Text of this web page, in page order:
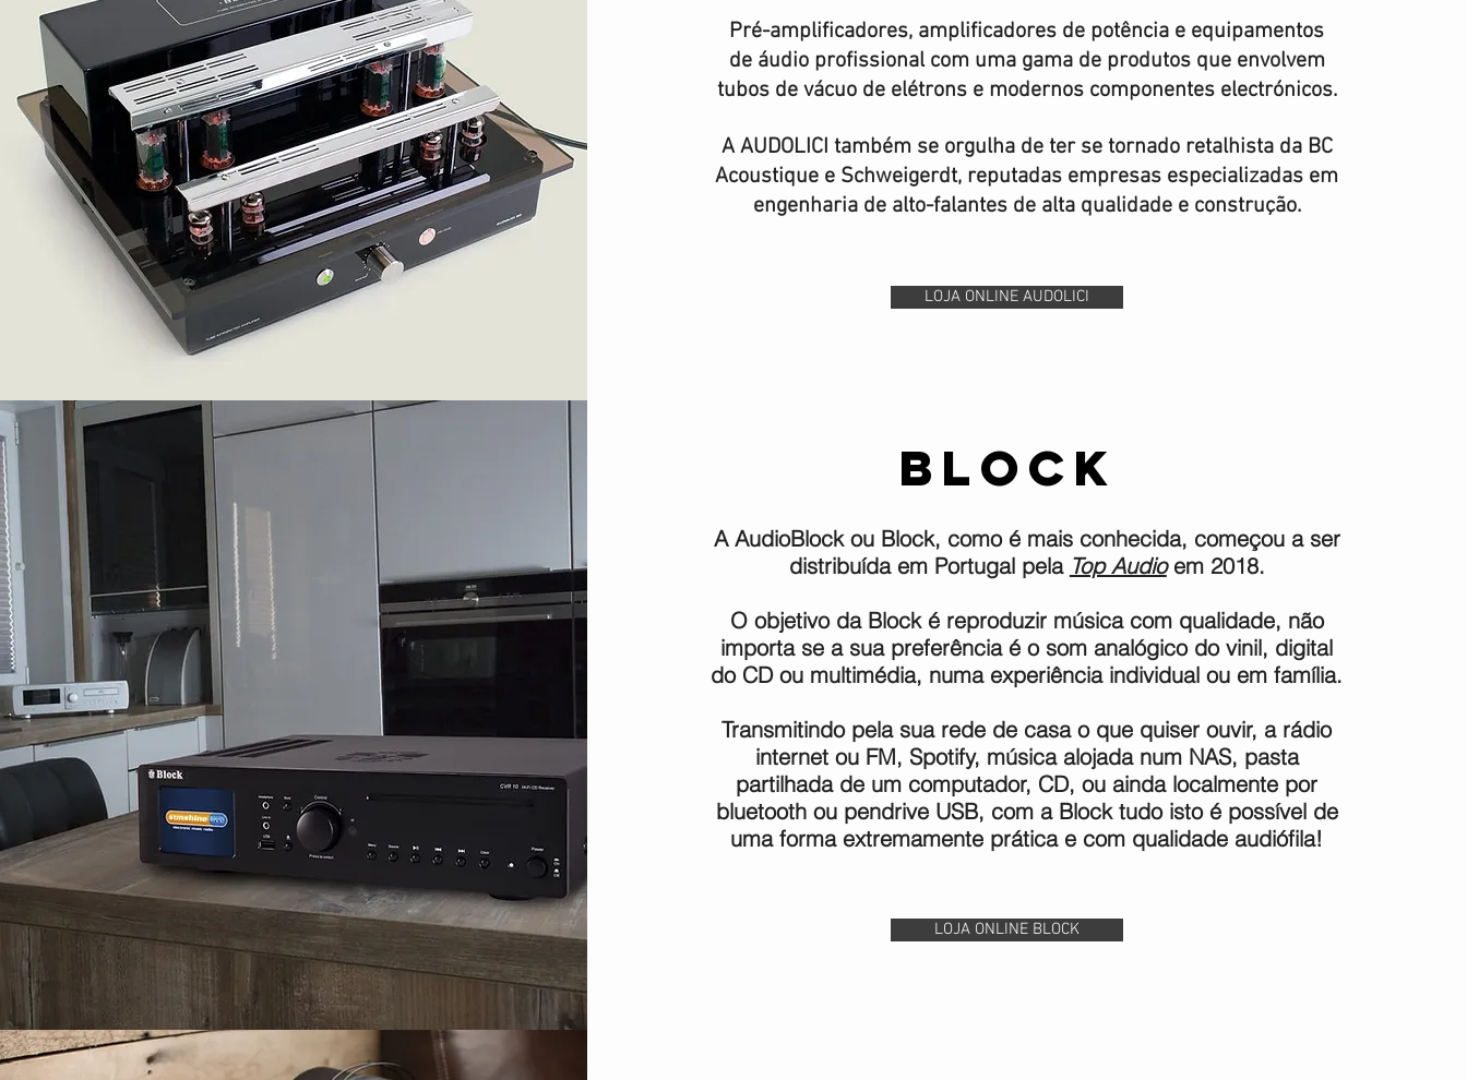
Pré-amplificadores, amplificadores de potência e equipamentos
de áudio profissional com uma gama de produtos que envolvem
tubos de vácuo de elétrons e modernos componentes electrónicos.
A AUDOLICI também se orgulha de ter se tornado retalhista da BC
Acoustique e Schweigerdt, reputadas empresas especializadas em
engenharia de alto-falantes de alta qualidade e construção.
LOJA ONLINE AUDOLICI
block
A AudioBlock ou Block, como é mais conhecida, começou a ser
distribuída em Portugal pela Top Audioem 2018.
O objetivo da Block é reproduzir música com qualidade, não
importa se a sua preferência é o som analógico do vinil, digital
do CD ou multimédia, numa experiência individual ou em família.
Transmitindo pela sua rede de casa o que quiser ouvir, a rádio
internet ou FM, Spotify, música alojada num NAS, pasta
partilhada de um computador, CD, ou ainda localmente por
bluetooth ou pendrive USB, com a Block tudo isto é possível de
uma forma extremamente prática e com qualidade audiófila!
LOJA ONLINE BLOCK